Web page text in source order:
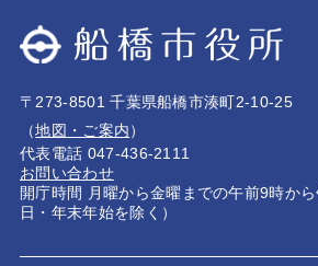
〒273-8501 千葉県船橋市湊町2-10-25
（地図・ご案内）
代表電話 047-436-2111
お問い合わせ
開庁時間 月曜から金曜までの午前9時か
日・年末年始を除く）